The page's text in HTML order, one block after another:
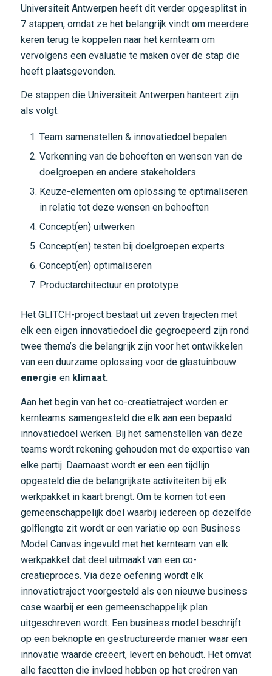
Universiteit Antwerpen heeft dit verder opgesplitst in
7 stappen, omdat ze het belangrijk vindt om meerdere
keren terug te koppelen naar het kernteam om
vervolgens een evaluatie te maken over de stap die
heeft plaatsgevonden.
De stappendie Universiteit Antwerpen hanteert zijn
als volgt:
Team samenstellen & innovatiedoel bepalen
Verkenning van de behoeften en wensen van de
doelgroepen en andere stakeholders
Keuze-elementen om oplossing te optimaliseren
in relatie tot deze wensen en behoeften
Concept(en) uitwerken
Concept(en) testen bij doelgroepen experts
Concept(en) optimaliseren
Productarchitectuur en prototype
Het GLITCH-project bestaat uit zeven trajecten met
elk een eigen innovatiedoel die gegroepeerd zijn rond
twee thema’s die belangrijk zijn voor het ontwikkelen
van een duurzame oplossing voor de glastuinbouw:
energie en klimaat.
Aan het begin van het co-creatietraject worden er
kernteams samengesteld die elk aan een bepaald
innovatiedoel werken. Bij het samenstellen van deze
teams wordt rekening gehouden met de expertise van
elke partij. Daarnaast wordt er een een tijdlijn
opgesteld die de belangrijkste activiteiten bij elk
werkpakket in kaart brengt. Om te komen tot een
gemeenschappelijk doel waarbij iedereen op dezelfde
golflengte zit wordt er een variatie op een Business
Model Canvas ingevuld met het kernteam van elk
werkpakket dat deel uitmaakt van een co-
creatieproces. Via deze oefening wordt elk
innovatietraject voorgesteld als een nieuwe business
case waarbij er een gemeenschappelijk plan
uitgeschreven wordt. Een business model beschrijft
op een beknopte en gestructureerde manier waar een
innovatie waarde creëert, levert en behoudt. Het omvat
alle facetten die invloed hebben op het creëren van